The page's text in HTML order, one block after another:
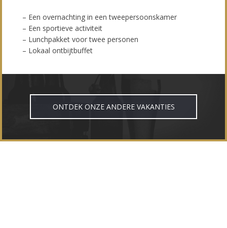
– Een overnachting in een tweepersoonskamer
– Een sportieve activiteit
– Lunchpakket voor twee personen
– Lokaal ontbijtbuffet
ONTDEK ONZE ANDERE VAKANTIES